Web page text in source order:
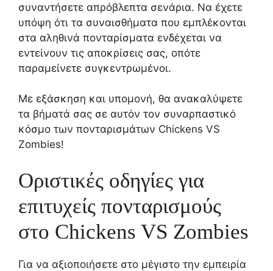
συναντήσετε απρόβλεπτα σενάρια. Να έχετε
υπόψη ότι τα συναισθήματα που εμπλέκονται
στα αληθινά πονταρίσματα ενδέχεται να
εντείνουν τις αποκρίσεις σας, οπότε
παραμείνετε συγκεντρωμένοι.
Με εξάσκηση και υπομονή, θα ανακαλύψετε
τα βήματά σας σε αυτόν τον συναρπαστικό
κόσμο των πονταρισμάτων Chickens VS
Zombies!
Οριστικές οδηγίες για
επιτυχείς πονταρισμούς
στο Chickens VS Zombies
Για να αξιοποιήσετε στο μέγιστο την εμπειρία